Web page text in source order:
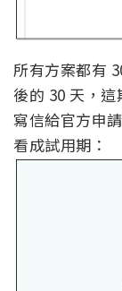
所有方案都有
後的 30 天，
寫信給官方申
看成試用期：